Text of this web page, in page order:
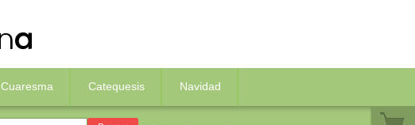
Cuaresma Catequesis Navidad